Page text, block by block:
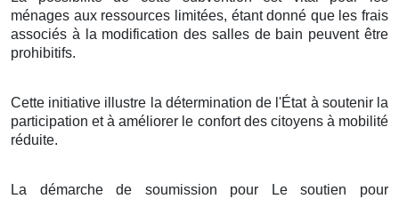
ménages aux ressources limitées, étant donné que les frais
associés à la modification des salles de bain peuvent être
prohibitifs.
Cette initiative illustre la détermination de l'État à soutenir la
participation et à améliorer le confort des citoyens à mobilité
réduite.
La démarche de soumission pour Le soutien pour